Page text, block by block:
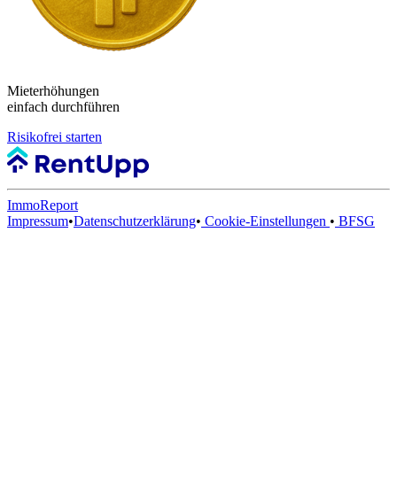
Mieterhöhungen
einfach durchführen
Risikofrei starten
ImmoReport
Impressum•Datenschutzerklärung• Cookie-Einstellungen • BFSG